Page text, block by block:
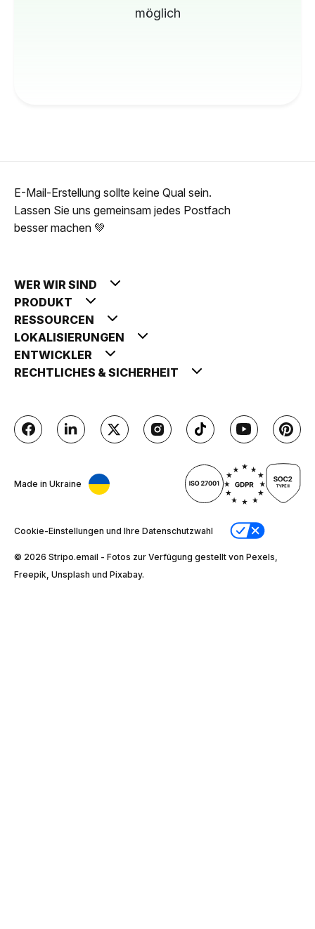
möglich
E-Mail-Erstellung sollte keine Qual sein.
Lassen Sie uns gemeinsam jedes Postfach
besser machen 💚
WER WIR SIND
PRODUKT
RESSOURCEN
LOKALISIERUNGEN
ENTWICKLER
RECHTLICHES & SICHERHEIT
Made in Ukraine
Cookie-Einstellungen und Ihre Datenschutzwahl
© 2026 Stripо.email - Fotos zur Verfügung gestellt von Pexels,
Freepik, Unsplash und Pixabay.